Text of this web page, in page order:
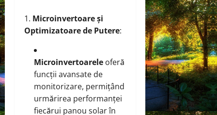
Microinvertoare și
Optimizatoare de Putere:
Microinvertoarele oferă
funcții avansate de
monitorizare, permițând
urmărirea performanței
fiecărui panou solar în